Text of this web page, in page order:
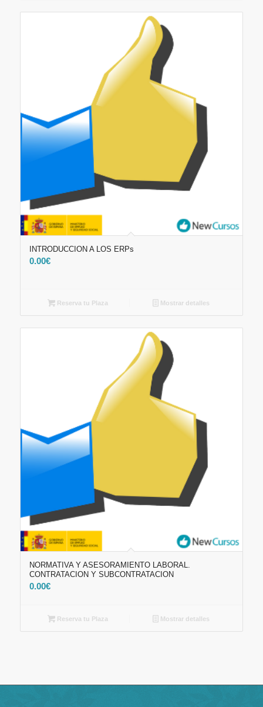
INTRODUCCION A LOS ERPs
0.00€
Reserva tu Plaza Mostrar detalles
NORMATIVA Y ASESORAMIENTO LABORAL.
CONTRATACION Y SUBCONTRATACION
0.00€
Reserva tu Plaza Mostrar detalles